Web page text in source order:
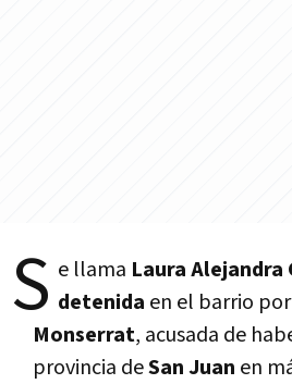
S e llama Laura Alejandra
detenida en el barrio
Monserrat, acusada de
provincia deSan Juan en